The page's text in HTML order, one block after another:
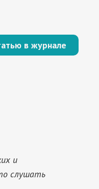
в журнале
и
слушать